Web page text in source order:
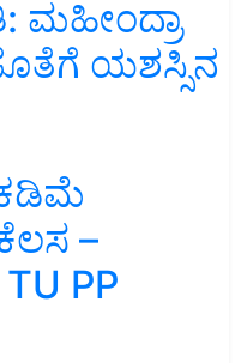
ಮಹೀಂದ್ರಾ
ಯಶಸ್ಸಿನ
–
PP